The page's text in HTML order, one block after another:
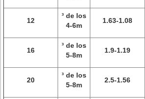
12
³ de los
4-6m
1.63-1.08
16
³ de los
5-8m
1.9-1.19
20
³ de los
5-8m
2.5-1.56